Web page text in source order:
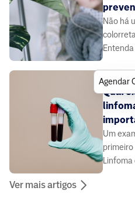
Não há
Qual
Um
primeiro
Ver mais artigos
Agendar